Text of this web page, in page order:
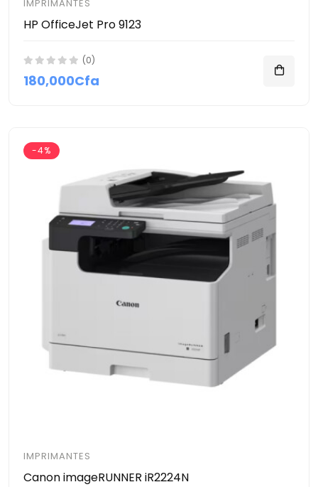
IMPRIMANTES
HP OfficeJet Pro 9123
(0)
180,000Cfa
-4%
IMPRIMANTES
Canon imageRUNNER iR2224N